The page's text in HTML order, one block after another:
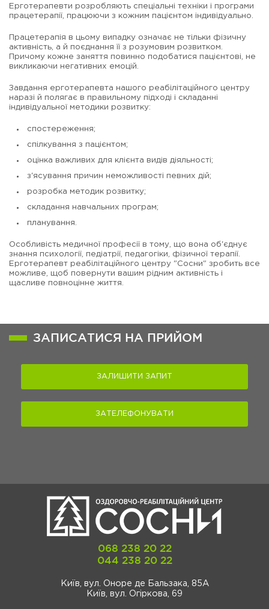
Ерготерапевти розробляють спеціальні техніки і програми
працетерапії, працюючи з кожним пацієнтом індивідуально.
Працетерапія в цьому випадку означає не тільки фізичну
активність, а й поєднання її з розумовим розвитком.
Причому кожне заняття повинно подобатися пацієнтові, не
викликаючи негативних емоцій.
Завдання ерготерапевта нашого реабілітаційного центру
наразі й полягає в правильному підході і складанні
індивідуальної методики розвитку:
спостереження;
спілкування з пацієнтом;
оцінка важливих для клієнта видів діяльності;
з'ясування причин неможливості певних дій;
розробка методик розвитку;
складання навчальних програм;
планування.
Особливість медичної професії в тому, що вона об'єднує
знання психології, педіатрії, педагогіки, фізичної терапії.
Ерготерапевт реабілітаційного центру "Сосни" зробить все
можливе, щоб повернути вашим рідним активність і
щасливе повноцінне життя.
ЗАПИСАТИСЯ НА ПРИЙОМ
ЗАЛИШИТИ ЗАПИТ
ЗАТЕЛЕФОНУВАТИ
068 238 20 22
044 238 20 22
Київ, вул. Оноре де Бальзака, 85А
Київ, вул. Огіркова, 69